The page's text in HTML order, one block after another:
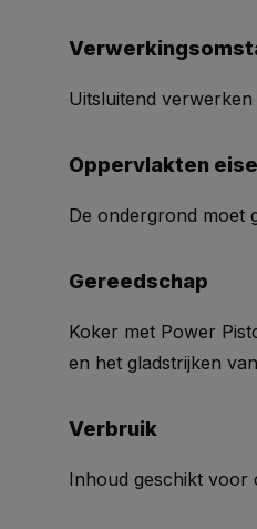
Uitsluitend verwerken
Oppervlakten
De ondergrond moet
Gereedschap
Koker met Power
en het gladstrijken
Verbruik
Inhoud geschikt voor